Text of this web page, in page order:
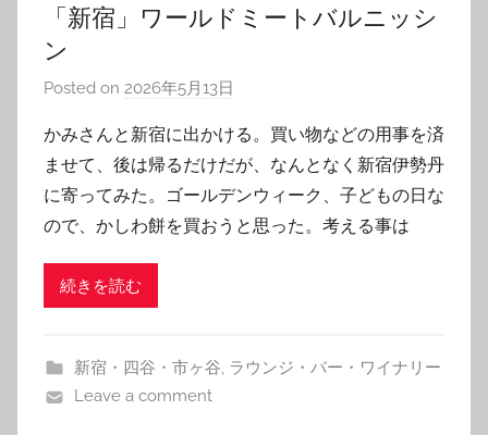
「新宿」ワールドミートバルニッシ
ン
Posted on 2026年5月13日
T
o
m
かみさんと新宿に出かける。買い物などの用事を済
ませて、後は帰るだけだが、なんとなく新宿伊勢丹
に寄ってみた。ゴールデンウィーク、子どもの日な
ので、かしわ餅を買おうと思った。考える事は
続きを読む
新宿・四谷・市ヶ谷, ラウンジ・バー・ワイナリー
Leave a comment